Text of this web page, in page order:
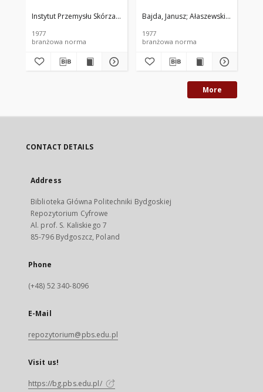
Instytut Przemysłu Skórzanego, Łódź. Oprac.
1977
branżowa norma
Bajda, Janusz Ałaszewski, Witold
1977
branżowa norma
More
CONTACT DETAILS
Address
Biblioteka Główna Politechniki Bydgoskiej
Repozytorium Cyfrowe
Al. prof. S. Kaliskiego 7
85-796 Bydgoszcz, Poland
Phone
(+48) 52 340-8096
E-Mail
repozytorium@pbs.edu.pl
Visit us!
https://bg.pbs.edu.pl/